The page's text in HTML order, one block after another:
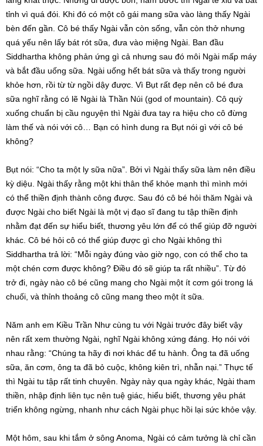
tỉnh vì quá đói. Khi đó có một cô gái mang sữa vào làng thấy Ngài
bèn đến gần. Cô bé thấy Ngài vẫn còn sống, vẫn còn thở nhưng
quá yếu nên lấy bát rót sữa, đưa vào miệng Ngài. Ban đầu
Siddhartha không phản ứng gì cả nhưng sau đó môi Ngài mấp máy
và bắt đầu uống sữa. Ngài uống hết bát sữa và thấy trong người
khỏe hơn, rồi từ từ ngồi dậy được. Vì Bụt rất đẹp nên cô bé đưa
sữa nghĩ rằng có lẽ Ngài là Thần Núi (god of mountain). Cô quỳ
xuống chuẩn bị cầu nguyện thì Ngài đưa tay ra hiệu cho cô đừng
làm thế và nói với cô… Bạn có hình dung ra Bụt nói gì với cô bé
không?
Bụt nói: “Cho ta một ly sữa nữa”. Bởi vì Ngài thấy sữa làm nên điều
kỳ diệu. Ngài thấy rằng một khi thân thể khỏe mạnh thì mình mới
có thể thiền định thành công được. Sau đó cô bé hỏi thăm Ngài và
được Ngài cho biết Ngài là một vị đạo sĩ đang tu tập thiền định
nhằm đạt đến sự hiểu biết, thương yêu lớn để có thể giúp đỡ người
khác. Cô bé hỏi cô có thể giúp được gì cho Ngài không thì
Siddhartha trả lời: “Mỗi ngày đúng vào giờ ngọ, con có thể cho ta
một chén cơm được không? Điều đó sẽ giúp ta rất nhiều”. Từ đó
trở đi, ngày nào cô bé cũng mang cho Ngài một ít cơm gói trong lá
chuối, và thỉnh thoảng cô cũng mang theo một ít sữa.
Năm anh em Kiều Trần Như cùng tu với Ngài trước đây biết vậy
nên rất xem thường Ngài, nghĩ Ngài không xứng đáng. Họ nói với
nhau rằng: “Chúng ta hãy đi nơi khác để tu hành. Ông ta đã uống
sữa, ăn cơm, ông ta đã bỏ cuộc, không kiên trì, nhẫn nại.” Thực tế
thì Ngài tu tập rất tinh chuyên. Ngày này qua ngày khác, Ngài tham
thiền, nhập định liên tục nên tuệ giác, hiểu biết, thương yêu phát
triển không ngừng, nhanh như cách Ngài phục hồi lại sức khỏe vậy.
Một hôm, sau khi tắm ở sông Anoma, Ngài có cảm tưởng là chỉ cần